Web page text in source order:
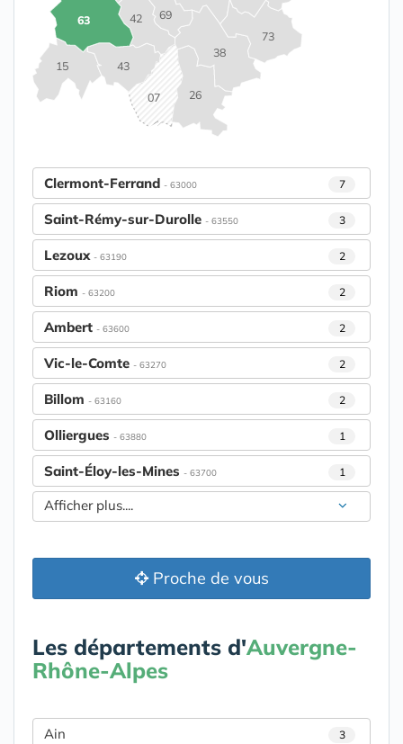
07
15
26
38
42
43
63
69
73
Clermont-Ferrand - 63000 7
Saint-Rémy-sur-Durolle - 63550 3
Lezoux - 63190 2
Riom - 63200 2
Ambert - 63600 2
Vic-le-Comte - 63270 2
Billom - 63160 2
Olliergues - 63880 1
Saint-Éloy-les-Mines - 63700 1
Afficher plus....
Proche de vous
Les départements d'Auvergne-
Rhône-Alpes
Ain 3